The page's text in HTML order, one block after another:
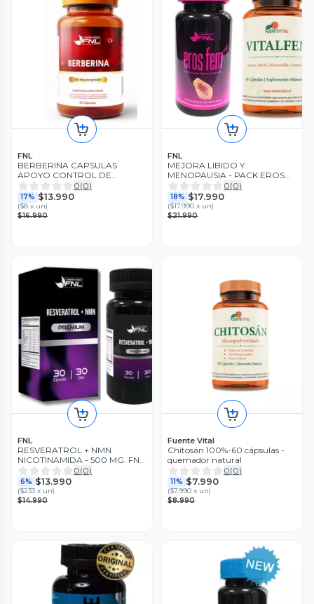
FNL
BERBERINA CAPSULAS
APOYO CONTROL DE
GLUCOSA Y METABOLISMO
0(0)
17% $13.990
($8 x un)
$16.990
FNL
MEJORA LIBIDO Y
MENOPAUSIA - PACK EROS
FEM + VITALFEM MENOPAS
CÁPSULAS
0(0)
18% $17.990
($17.990 x un)
$21.990
FNL
RESVERATROL + NMN
NICOTINAMIDA - 500 MG. FNL
- ANTIOXIDANTE ANTIEDAD
0(0)
6% $13.990
($233 x un)
$14.990
Fuente Vital
Chitosán 100%-60 cápsulas -
quemador natural
0(0)
11% $7.990
($7.990 x un)
$8.990